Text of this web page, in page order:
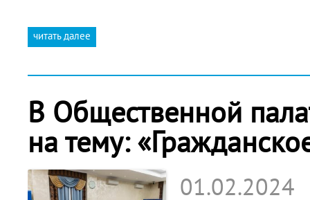
читать далее
В Общественной
на тему:
01.02.2024